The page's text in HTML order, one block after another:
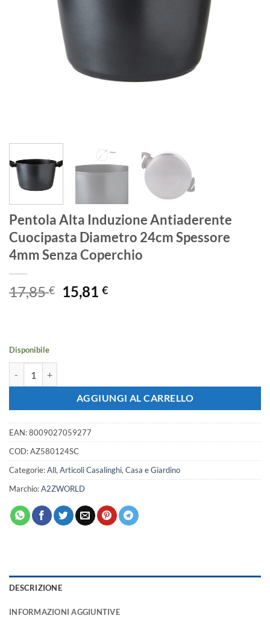
Pentola Alta Induzione Antiaderente
Cuocipasta Diametro 24cm Spessore
4mm Senza Coperchio
17,85€
Il
prezzo
15,81€Il
Disponibile
AGGIUNGI AL CARRELLO
EAN:8009027059277
COD:AZ580124SC
Categorie:All, Articoli Casalinghi, Casa e Giardino
Marchio:A2ZWORLD
DESCRIZIONE
INFORMAZIONI AGGIUNTIVE